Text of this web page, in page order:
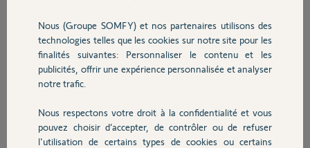
Sécurité
Domotique
Chauffage
telecommandes Somfy
(ERYTE40000) que nous souhaitions
changer pour un nouveau modèle,
est-ce possible ?
Il s'agit des volets roulants de notre
Veuillez trouvez ci-joint les modèles
de nos telecommandes.
Nous (Groupe SOMFY) et nos partenaires utilisons des
technologies telles que les cookies sur notre site pour les
finalités suivantes: Personnaliser le contenu et les
publicités, offrir une expérience personnalisée et analyser
notre trafic.
Nous respectons votre droit à la confidentialité et vous
pouvez choisir d’accepter, de contrôler ou de refuser
l'utilisation de certains types de cookies ou certains